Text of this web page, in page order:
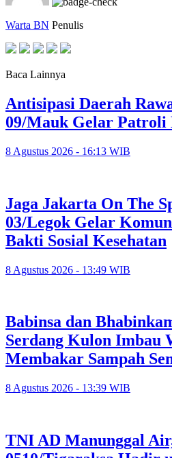
Warta BN Penulis
Baca Lainnya
Antisipasi Daerah
09/Mauk Gelar Patroli
8 Agustus 2026 - 16:13 WIB
Jaga Jakarta On The
03/Legok Gelar
Bakti Sosial Kesehatan
8 Agustus 2026 - 13:49 WIB
Babinsa dan
Serdang Kulon Imbau
Membakar Sampah
8 Agustus 2026 - 13:39 WIB
TNI AD Manunggal